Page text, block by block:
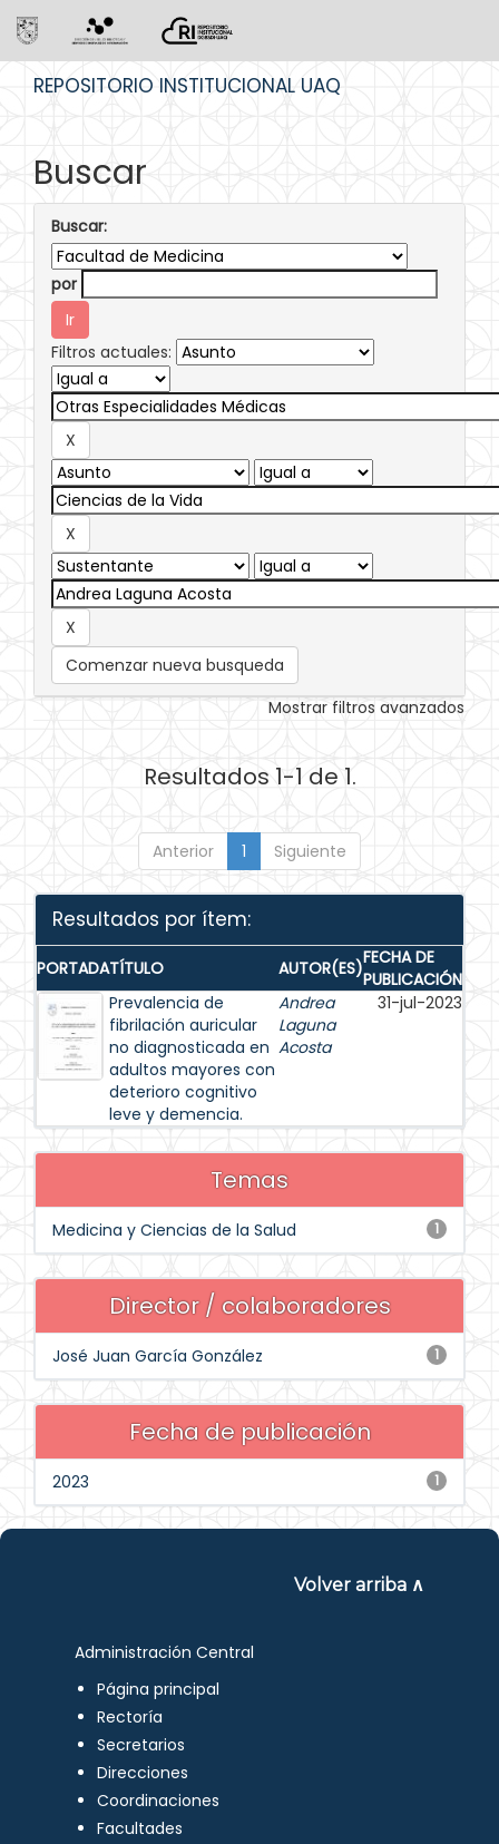
REPOSITORIO INSTITUCIONAL UAQ
Buscar
Buscar:
por
Filtros actuales:
Comenzar nueva busqueda
Mostrar filtros avanzados
Resultados 1-1 de 1.
Anterior 1 Siguiente
Resultados por ítem:
PORTADATÍTULO AUTOR(ES)FECHA DE
PUBLICACIÓN
Prevalencia de
fibrilación auricular
no diagnosticada en
adultos mayores con
deterioro cognitivo
leve y demencia.
Andrea
Laguna
Acosta
31-jul-2023
Temas
1
Medicina y Ciencias de la Salud
Director / colaboradores
1
José Juan García González
Fecha de publicación
1
2023
Volver arriba ∧
Administración Central
Página principal
Rectoría
Secretarios
Direcciones
Coordinaciones
Facultades